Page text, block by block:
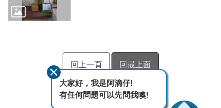
回上一頁 回最上面
大家好，我是阿滴仔!
有任何問題可以先問我噢!